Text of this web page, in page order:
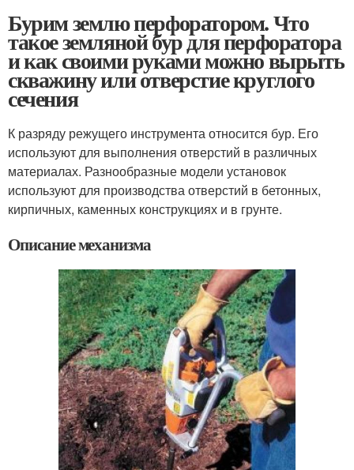
Бурим землю перфоратором. Что
такое земляной бур для перфоратора
и как своими руками можно вырыть
скважину или отверстие круглого
сечения
К разряду режущего инструмента относится бур. Его
используют для выполнения отверстий в различных
материалах. Разнообразные модели установок
используют для производства отверстий в бетонных,
кирпичных, каменных конструкциях и в грунте.
Описание механизма